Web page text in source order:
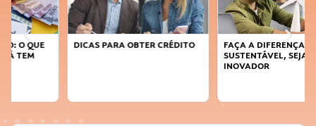
DICAS PARA OBTER CRÉDITO
FAÇA A DIFERENÇA: SEJA
SUSTENTÁVEL, SEJA